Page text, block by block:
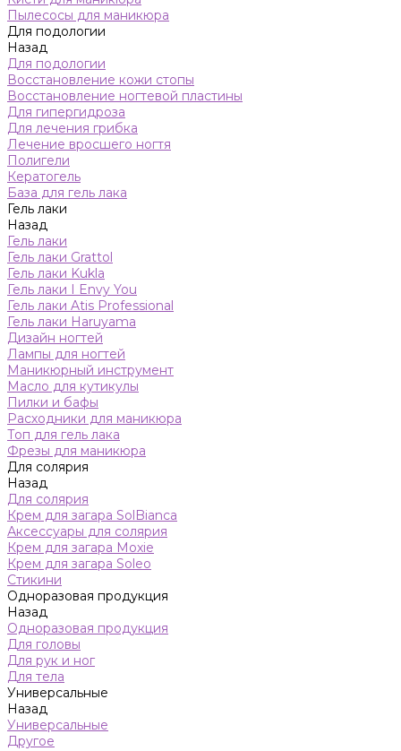
Пылесосы для маникюра
Для подологии
Назад
Для подологии
Восстановление кожи стопы
Восстановление ногтевой пластины
Для гипергидроза
Для лечения грибка
Лечение вросшего ногтя
Полигели
Кератогель
База для гель лака
Гель лаки
Назад
Гель лаки
Гель лаки Grattol
Гель лаки Kukla
Гель лаки I Envy You
Гель лаки Atis Professional
Гель лаки Haruyama
Дизайн ногтей
Лампы для ногтей
Маникюрный инструмент
Масло для кутикулы
Пилки и бафы
Расходники для маникюра
Топ для гель лака
Фрезы для маникюра
Для солярия
Назад
Для солярия
Крем для загара SolBianca
Аксессуары для солярия
Крем для загара Moxie
Крем для загара Soleo
Стикини
Одноразовая продукция
Назад
Одноразовая продукция
Для головы
Для рук и ног
Для тела
Универсальные
Назад
Универсальные
Другое